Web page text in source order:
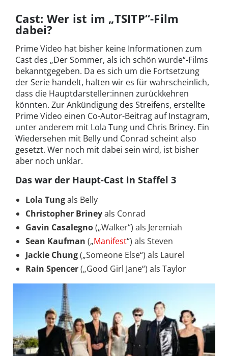
Cast: Wer ist im „TSITP“-Film
dabei?
Prime Video hat bisher keine Informationen zum
Cast des „Der Sommer, als ich schön wurde“-Films
bekanntgegeben. Da es sich um die Fortsetzung
der Serie handelt, halten wir es für wahrscheinlich,
dass die Hauptdarsteller:innen zurückkehren
könnten. Zur Ankündigung des Streifens, erstellte
Prime Video einen Co-Autor-Beitrag auf Instagram,
unter anderem mit Lola Tung und Chris Briney. Ein
Wiedersehen mit Belly und Conrad scheint also
gesetzt. Wer noch mit dabei sein wird, ist bisher
aber noch unklar.
Das war der Haupt-Cast in Staffel 3
Lola Tungals Belly
Christopher Brineyals Conrad
Gavin Casalegno(„Walker“) als Jeremiah
Sean Kaufman („Manifest“) als Steven
Jackie Chung(„Someone Else“) als Laurel
Rain Spencer(„Good Girl Jane“) als Taylor